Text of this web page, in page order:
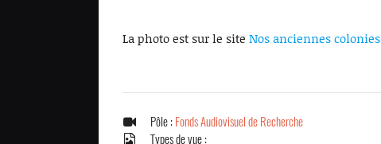
La photo est sur le site Nos anciennes colonies
Pôle : Fonds Audiovisuel de Recherche
Types de vue :